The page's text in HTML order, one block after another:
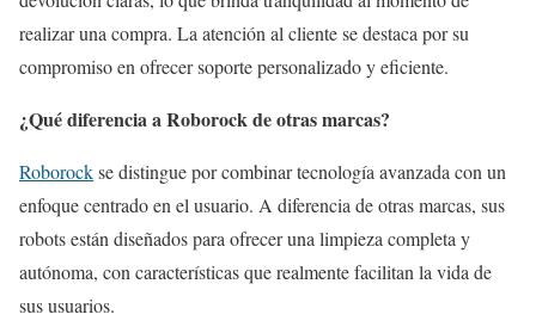
realizar una compra. La atención al cliente se destaca por su
compromiso en ofrecer soporte personalizado y eficiente.
¿Qué diferencia a Roborock de otras marcas?
Roborockse distingue por combinar tecnología avanzada con un
enfoque centrado en el usuario. A diferencia de otras marcas, sus
robots están diseñados para ofrecer una limpieza completa y
autónoma, con características que realmente facilitan la vida de
sus usuarios.